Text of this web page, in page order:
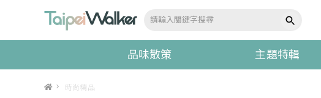
品味散策 主題特輯
> 時尚精品